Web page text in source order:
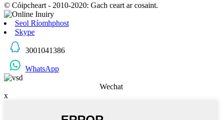
© Cóipcheart - 2010-2020: Gach ceart ar cosaint.
Seol Ríomhphost
Skype
3001041386
WhatsApp
Wechat
x